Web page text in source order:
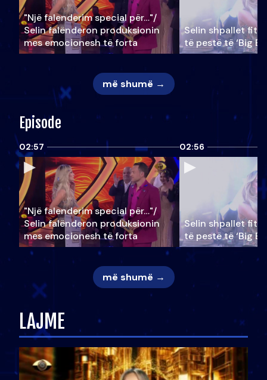
"Një falenderim special për…"/
Selin falënderon produksionin
mes emocionesh të forta
Selin shpallet
të pestë të ‘Big
më shumë →
Episode
02:57
"Një falenderim special për…"/
Selin falënderon produksionin
mes emocionesh të forta
02:56
Selin shpallet
të pestë të ‘Big
më shumë →
LAJME